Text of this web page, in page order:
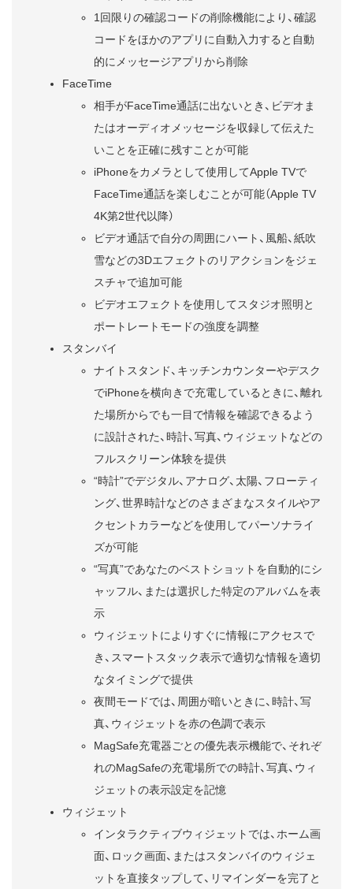
1回限りの確認コードの削除機能により、確認
コードをほかのアプリに自動入力すると自動
的にメッセージアプリから削除
FaceTime
相手がFaceTime通話に出ないとき、ビデオま
たはオーディオメッセージを収録して伝えた
いことを正確に残すことが可能
iPhoneをカメラとして使用してApple TVで
FaceTime通話を楽しむことが可能（Apple TV
4K第2世代以降）
ビデオ通話で自分の周囲にハート、風船、紙吹
雪などの3Dエフェクトのリアクションをジェ
スチャで追加可能
ビデオエフェクトを使用してスタジオ照明と
ポートレートモードの強度を調整
スタンバイ
ナイトスタンド、キッチンカウンターやデスク
でiPhoneを横向きで充電しているときに、離れ
た場所からでも一目で情報を確認できるよう
に設計された、時計、写真、ウィジェットなどの
フルスクリーン体験を提供
“時計”でデジタル、アナログ、太陽、フローティ
ング、世界時計などのさまざまなスタイルやア
クセントカラーなどを使用してパーソナライ
ズが可能
“写真”であなたのベストショットを自動的にシ
ャッフル、または選択した特定のアルバムを表
示
ウィジェットによりすぐに情報にアクセスで
き、スマートスタック表示で適切な情報を適切
なタイミングで提供
夜間モードでは、周囲が暗いときに、時計、写
真、ウィジェットを赤の色調で表示
MagSafe充電器ごとの優先表示機能で、それぞ
れのMagSafeの充電場所での時計、写真、ウィ
ジェットの表示設定を記憶
ウィジェット
インタラクティブウィジェットでは、ホーム画
面、ロック画面、またはスタンバイのウィジェ
ットを直接タップして、リマインダーを完了と